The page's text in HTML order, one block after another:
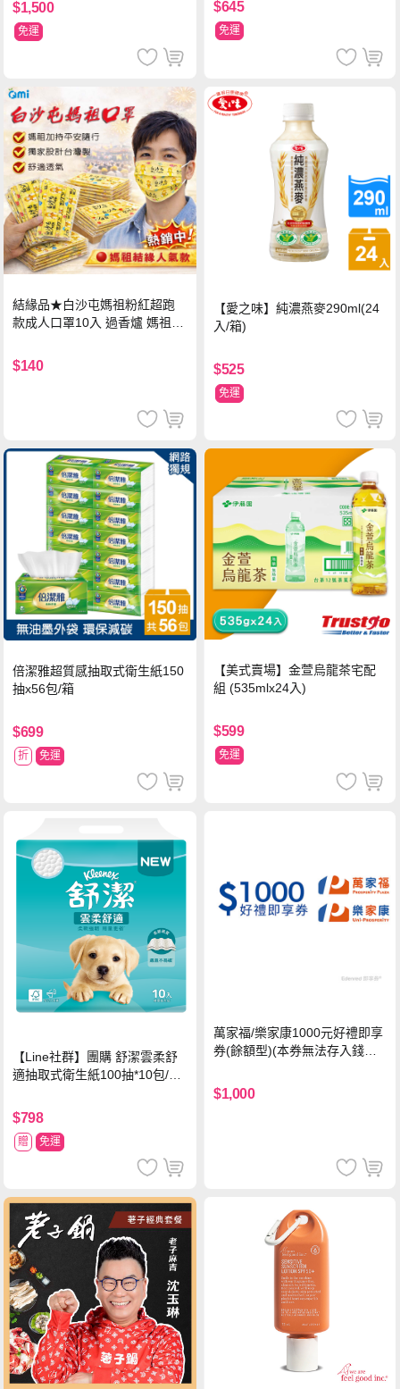
$1,500
免運
$645
免運
結緣品★白沙屯媽祖粉紅超跑
款成人口罩10入 過香爐 媽祖加
$140
【愛之味】純濃燕麥290ml(24
入/箱)
$525
免運
倍潔雅超質感抽取式衛生紙150
抽x56包/箱
$699
折 免運
【美式賣場】金萱烏龍茶宅配
組 (535mlx24入)
$599
免運
【Line社群】團購 舒潔雲柔舒
適抽取式衛生紙100抽*10包/6
$798
贈 免運
萬家福/樂家康1000元好禮即享
券(餘額型)(本券無法存入錢包
$1,000